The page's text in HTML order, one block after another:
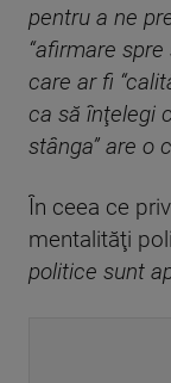
pentru a ne
“afirmare
care ar fi
ca să înţelegi
stânga” are o
În ceea ce
mentalităţi
politice sunt